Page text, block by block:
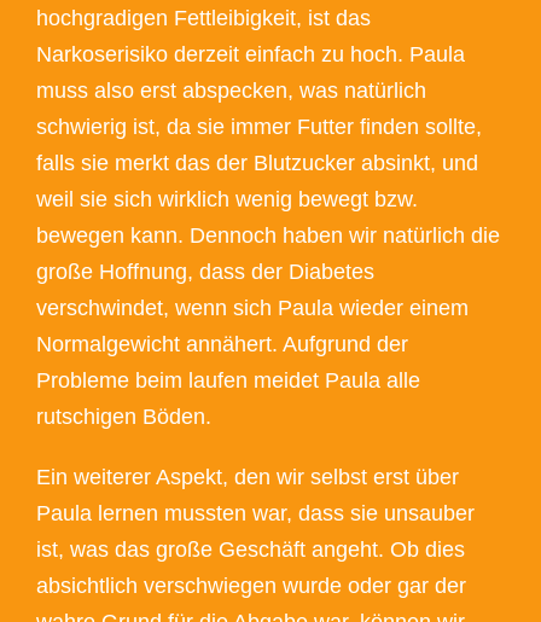
hochgradigen Fettleibigkeit, ist das
Narkoserisiko derzeit einfach zu hoch. Paula
muss also erst abspecken, was natürlich
schwierig ist, da sie immer Futter finden sollte,
falls sie merkt das der Blutzucker absinkt, und
weil sie sich wirklich wenig bewegt bzw.
bewegen kann. Dennoch haben wir natürlich die
große Hoffnung, dass der Diabetes
verschwindet, wenn sich Paula wieder einem
Normalgewicht annähert. Aufgrund der
Probleme beim laufen meidet Paula alle
rutschigen Böden.
Ein weiterer Aspekt, den wir selbst erst über
Paula lernen mussten war, dass sie unsauber
ist, was das große Geschäft angeht. Ob dies
absichtlich verschwiegen wurde oder gar der